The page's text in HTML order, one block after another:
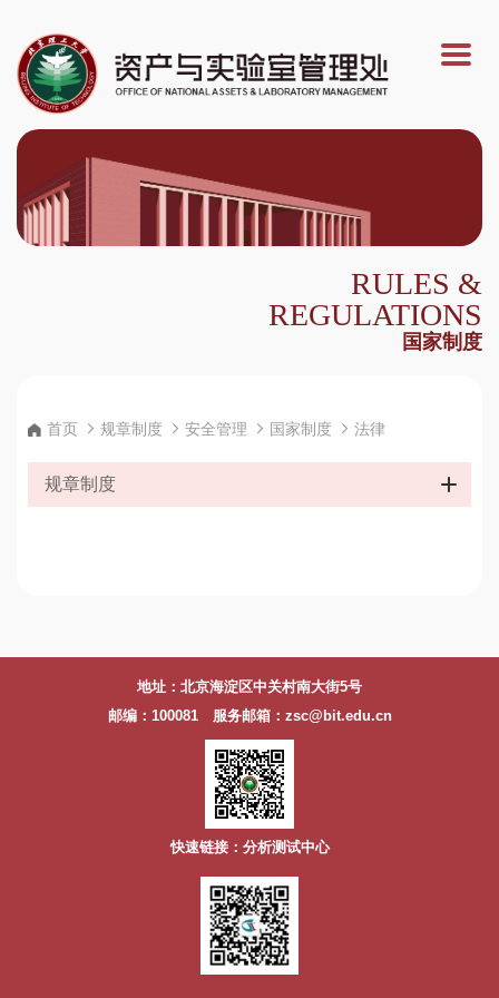
RULES &
REGULATIONS
国家制度
首页 规章制度 安全管理 国家制度 法律
规章制度
地址：北京海淀区中关村南大街5号
邮编：100081 服务邮箱：zsc@bit.edu.cn
快速链接：分析测试中心